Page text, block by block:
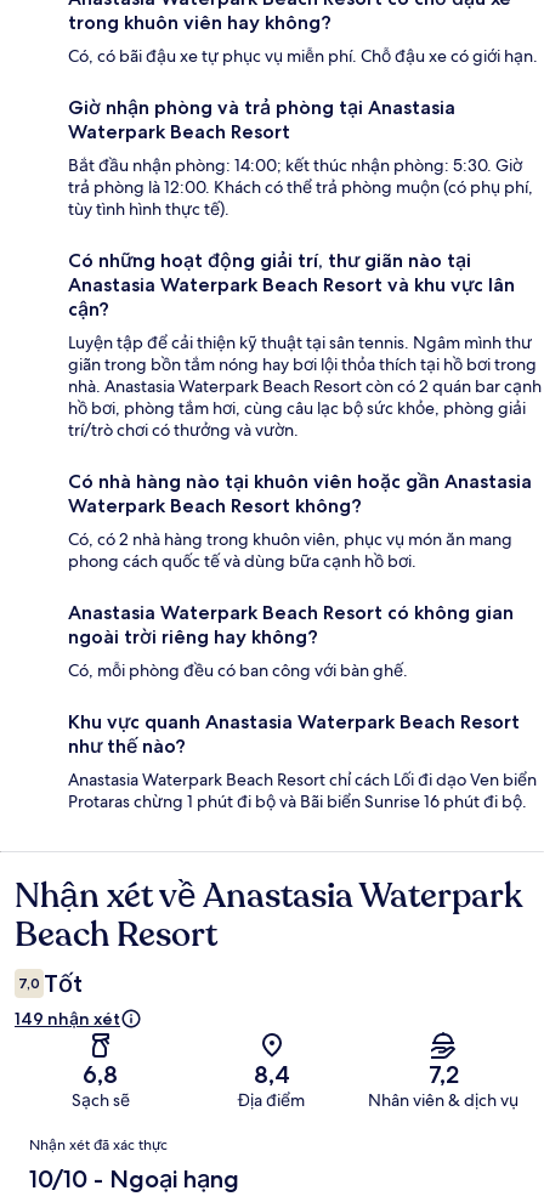
trong khuôn viên hay không?
Có, có bãi đậu xe tự phục vụ miễn phí. Chỗ đậu xe có giới hạn.
Giờ nhận phòng và trả phòng tại Anastasia
Waterpark Beach Resort
Bắt đầu nhận phòng: 14:00; kết thúc nhận phòng: 5:30. Giờ
trả phòng là 12:00. Khách có thể trả phòng muộn (có phụ phí,
tùy tình hình thực tế).
Có những hoạt động giải trí, thư giãn nào tại
Anastasia Waterpark Beach Resort và khu vực lân
cận?
Luyện tập để cải thiện kỹ thuật tại sân tennis. Ngâm mình thư
giãn trong bồn tắm nóng hay bơi lội thỏa thích tại hồ bơi trong
nhà. Anastasia Waterpark Beach Resort còn có 2 quán bar cạnh
hồ bơi, phòng tắm hơi, cùng câu lạc bộ sức khỏe, phòng giải
trí/trò chơi có thưởng và vườn.
Có nhà hàng nào tại khuôn viên hoặc gần Anastasia
Waterpark Beach Resort không?
Có, có 2 nhà hàng trong khuôn viên, phục vụ món ăn mang
phong cách quốc tế và dùng bữa cạnh hồ bơi.
Anastasia Waterpark Beach Resort có không gian
ngoài trời riêng hay không?
Có, mỗi phòng đều có ban công với bàn ghế.
Khu vực quanh Anastasia Waterpark Beach Resort
như thế nào?
Anastasia Waterpark Beach Resort chỉ cách Lối đi dạo Ven biển
Protaras chừng 1 phút đi bộ và Bãi biển Sunrise 16 phút đi bộ.
Nhận
xét
Nhận xét về Anastasia Waterpark
Beach Resort
7,0 Tốt
149 nhận xét
6,8
Sạch sẽ
8,4
Địa điểm
7,2
Nhân viên & dịch vụ
Nhận
xét
Nhận xét đã xác thực
10/10 - Ngoại hạng